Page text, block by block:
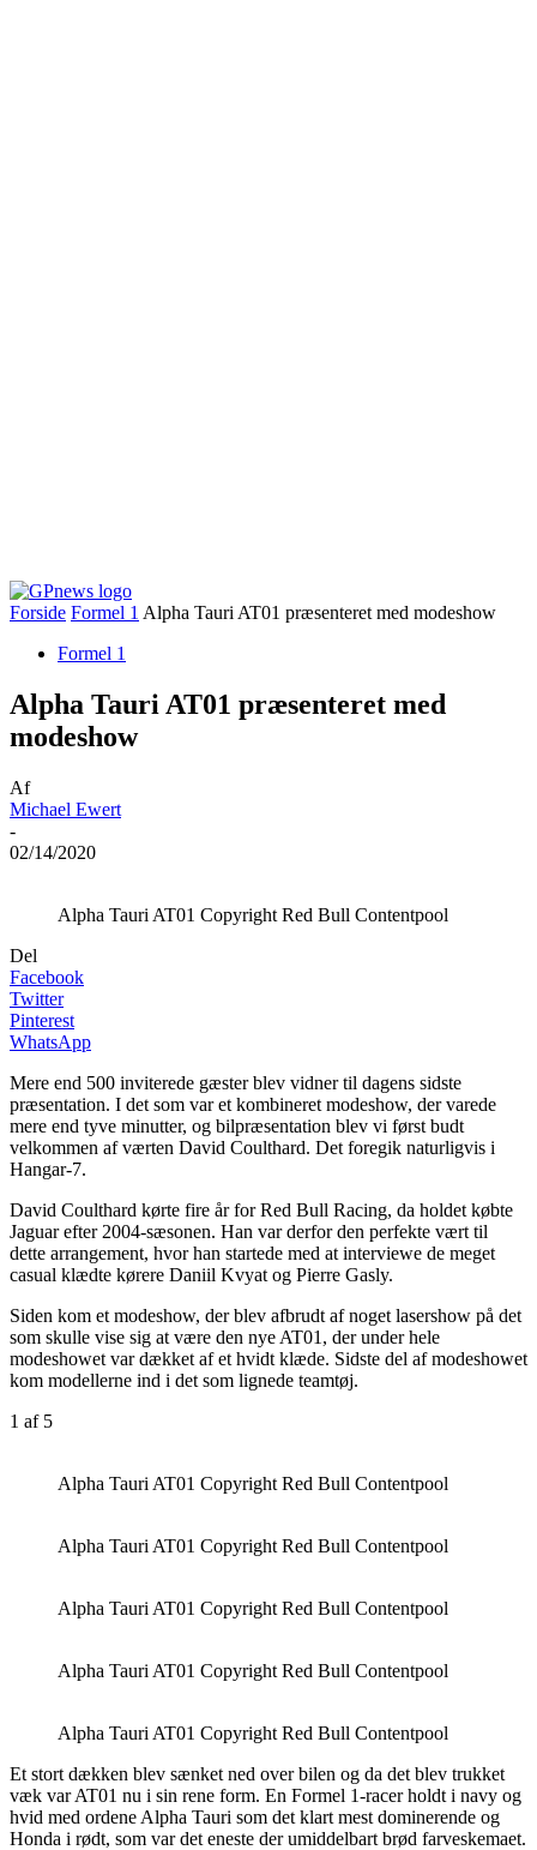
Forside Formel 1 Alpha Tauri AT01 præsenteret med modeshow
Formel 1
Alpha Tauri AT01 præsenteret med
modeshow
Af
Michael Ewert
-
02/14/2020
Alpha Tauri AT01 Copyright Red Bull Contentpool
Del
Facebook
Twitter
Pinterest
WhatsApp
Mere end 500 inviterede gæster blev vidner til dagens sidste
præsentation. I det som var et kombineret modeshow, der varede
mere end tyve minutter, og bilpræsentation blev vi først budt
velkommen af værten David Coulthard. Det foregik naturligvis i
Hangar-7.
David Coulthard kørte fire år for Red Bull Racing, da holdet købte
Jaguar efter 2004-sæsonen. Han var derfor den perfekte vært til
dette arrangement, hvor han startede med at interviewe de meget
casual klædte kørere Daniil Kvyat og Pierre Gasly.
Siden kom et modeshow, der blev afbrudt af noget lasershow på det
som skulle vise sig at være den nye AT01, der under hele
modeshowet var dækket af et hvidt klæde. Sidste del af modeshowet
kom modellerne ind i det som lignede teamtøj.
1 af 5
Alpha Tauri AT01 Copyright Red Bull Contentpool
Alpha Tauri AT01 Copyright Red Bull Contentpool
Alpha Tauri AT01 Copyright Red Bull Contentpool
Alpha Tauri AT01 Copyright Red Bull Contentpool
Alpha Tauri AT01 Copyright Red Bull Contentpool
Et stort dækken blev sænket ned over bilen og da det blev trukket
væk var AT01 nu i sin rene form. En Formel 1-racer holdt i navy og
hvid med ordene Alpha Tauri som det klart mest dominerende og
Honda i rødt, som var det eneste der umiddelbart brød farveskemaet.